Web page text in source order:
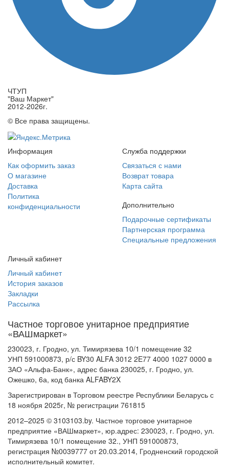
ЧТУП
"Ваш Маркет"
2012-2026г.
© Все права защищены.
Информация
Как оформить заказ
О магазине
Доставка
Политика
конфиденциальности
Служба поддержки
Связаться с нами
Возврат товара
Карта сайта
Дополнительно
Подарочные сертификаты
Партнерская программа
Специальные предложения
Личный кабинет
Личный кабинет
История заказов
Закладки
Рассылка
Частное торговое унитарное предприятие
«ВАШмаркет»
230023, г. Гродно, ул. Тимирязева 10/1 помещение 32
УНП 591000873, р/с BY30 ALFA 3012 2E77 4000 1027 0000 в
ЗАО «Альфа-Банк», адрес банка 230025, г. Гродно, ул.
Ожешко, 6а, код банка ALFABY2X
Зарегистрирован в Торговом реестре Республики Беларусь с
18 ноября 2025г, № регистрации 761815
2012–2025 © 3103103.by. Частное торговое унитарное
предприятие «ВАШмаркет», юр.адрес: 230023, г. Гродно, ул.
Тимирязева 10/1 помещение 32., УНП 591000873,
регистрация №0039777 от 20.03.2014, Гродненский городской
исполнительный комитет.